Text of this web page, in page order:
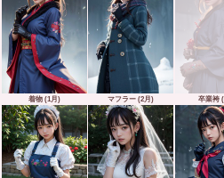
着物 (1月) マフラー (2月) 卒業袴